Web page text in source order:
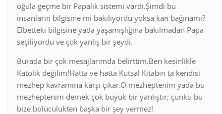
oğula geçme bir Papalık sistemi vardı.Şimdi bu
insanların bilgisine mi bakılıyordu yoksa kan bağınamı?
Elbetteki bilgisine yada yaşamışlığına bakılmadan Papa
seçiliyordu ve çok yanlış bir şeydi.
Burada bir çok mesajlarımda belirttim.Ben kesinlikle
Katolik değilim!Hatta ve hatta Kutsal Kitabın ta kendisi
mezhep kavramına karşı çıkar.O mezheptenim yada bu
mezheptenim demek çok büyük bir yanlıştır; çünkü bu
bize bölücülükten başka bir şey vermez!